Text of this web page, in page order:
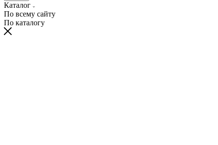
Каталог
По всему сайту
По каталогу